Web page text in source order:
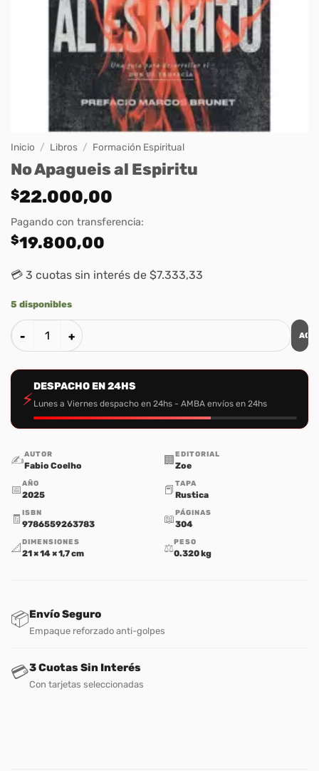
Inicio / Libros / Formación Espiritual
No Apagueis al Espiritu
$22.000,00
Pagando con transferencia:
$19.800,00
💳 3 cuotas sin interés de $7.333,33
5 disponibles
No Apagueis al Espiritu cantidad
⚡
DESPACHO EN 24HS
Lunes a Viernes despacho en 24hs - AMBA envíos en 24hs
✍️AUTOR
Fabio Coelho 🏢 EDITORIAL
Zoe
📅AÑO
2025 📕 TAPA
Rustica
🧾 ISBN
9786559263783 📖PÁGINAS
304
📐 DIMENSIONES
21 × 14 × 1,7 cm ⚖️PESO
0.320 kg
📦Envío Seguro
Empaque reforzado anti-golpes
💳3 Cuotas Sin Interés
Con tarjetas seleccionadas